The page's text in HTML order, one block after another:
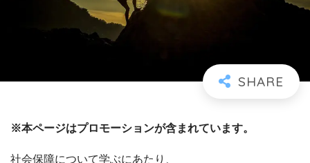
※本ページはプロモーションが含まれています。
社会保障について学ぶにあたり、